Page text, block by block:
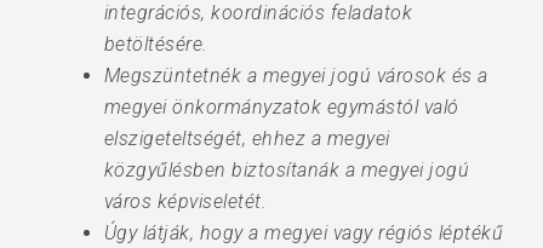
integrációs, koordinációs feladatok
betöltésére.
Megszüntetnék a megyei jogú városok és a
megyei önkormányzatok egymástól való
elszigeteltségét, ehhez a megyei
közgyűlésben biztosítanák a megyei jogú
város képviseletét.
Úgy látják, hogy a megyei vagy régiós léptékű